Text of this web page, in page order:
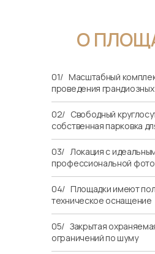
О
01/ Масштабный
проведения
02/ Свободный
собственная парковка
03/ Локация с
профессиональной
04/ Площадки имеют
техническое оснащение
05/ Закрытая
ограничений по шуму